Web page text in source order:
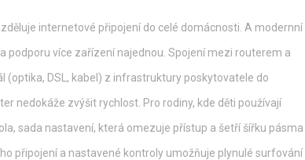
internetové připojení do celé domácnosti . A modernní
podporu více zařízení najednou. Spojení mezi routerem a
(optika, DSL, kabel) z infrastruktury poskytovatele do
nedokáže zvýšit rychlost. Pro rodiny, kde děti používají
, sada nastavení, která omezuje přístup a šetří šířku pásma
připojení a nastavené kontroly umožňuje plynulé surfování